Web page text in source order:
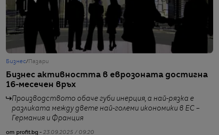
Бизнес/ Пазари
Бизнес активността в еврозоната достигна
16-месечен връх
Производството обаче губи инерция, а най-рязка е
разликата между двете най-големи икономики в ЕС –
Германия и Франция
от profit.bg - 23.09.2025 / 09:20